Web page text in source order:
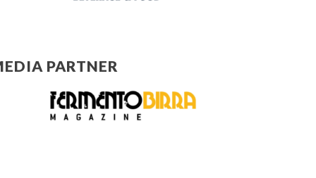
PARTNER